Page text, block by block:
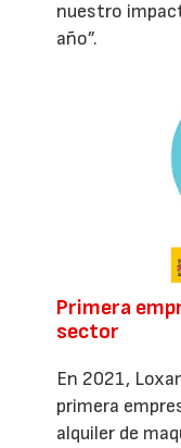
nuestro
año”.
Primera
sector
En 2021,
primera
alquiler de